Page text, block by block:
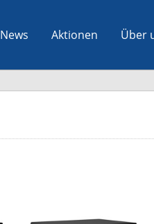
News Aktionen Über